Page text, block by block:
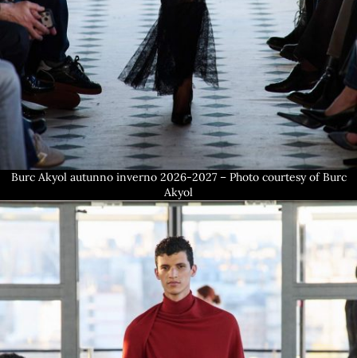
Burc Akyol autunno inverno 2026-2027 – Photo courtesy of Burc
Akyol